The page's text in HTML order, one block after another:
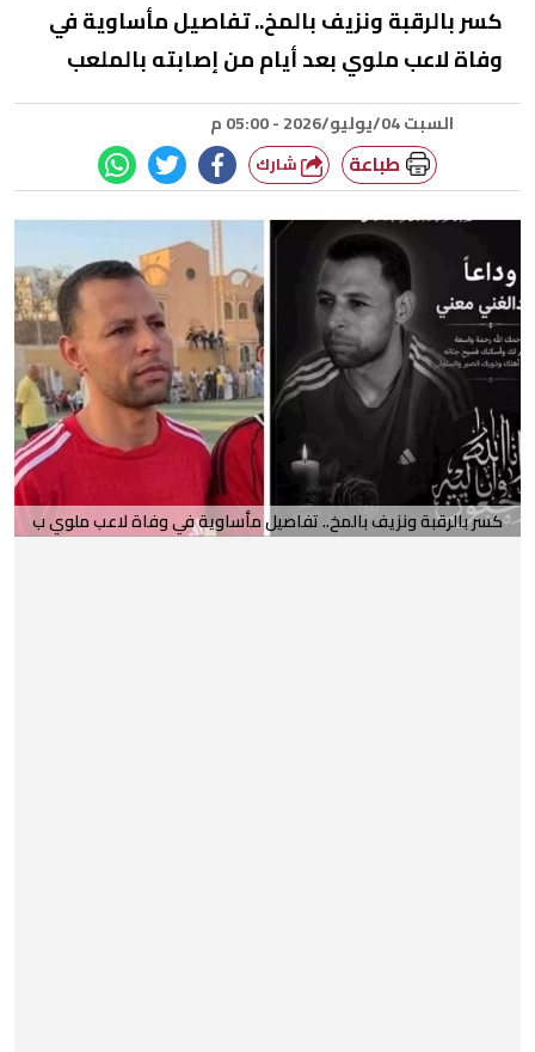
كسر بالرقبة ونزيف بالمخ.. تفاصيل مأساوية في
وفاة لاعب ملوي بعد أيام من إصابته بالملعب
السبت 04/يوليو/2026 - 05:00 م
طباعة
كسر بالرقبة ونزيف بالمخ.. تفاصيل مأساوية في وفاة لاعب ملوي ب